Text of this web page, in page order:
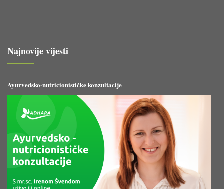
Najnovije vijesti
Ayurvedsko-nutricionističke konzultacije